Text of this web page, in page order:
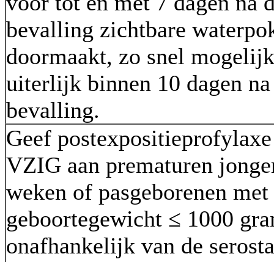
bevalling zichtbare
doormaakt, zo snel
uiterlijk binnen 10 dagen na
bevalling.
Geef
VZIG aan prematuren
weken of pasgeborenen met
geboortegewicht ≤ 1000
onafhankelijk van de